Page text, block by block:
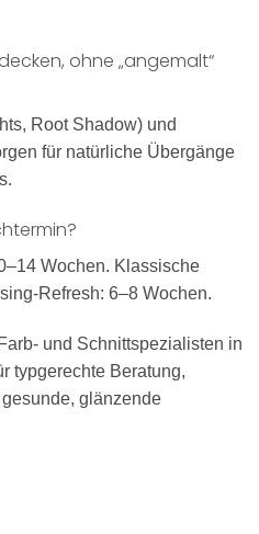
ohne „angemalt“
Root Shadow) und
für natürliche Übergänge
Wochen. Klassische
Refresh: 6–8 Wochen.
und Schnittspezialisten in
typgerechte Beratung,
glänzende